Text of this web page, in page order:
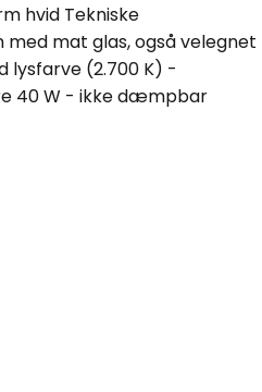
hvid Tekniske
mat glas, også velegnet
(2.700 K) -
40 W - ikke dæmpbar